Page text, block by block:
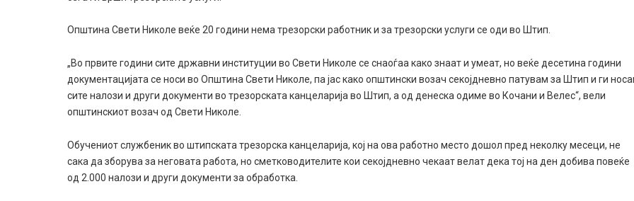
Општина Свети Николе веќе 20 години нема трезорски работник и за трезорски услуги се оди во Штип.
„Во првите години сите државни институции во Свети Николе се снаоѓаа како знаат и умеат, но веќе десетина години
документацијата се носи во Општина Свети Николе, па јас како општински возач секојдневно патувам за Штип и ги
сите налози и други документи во трезорската канцеларија во Штип, а од денеска одиме во Кочани и Велес“, вели
општинскиот возач од Свети Николе.
Обучениот службеник во штипската трезорска канцеларија, кој на ова работно место дошол пред неколку месеци, не
сака да зборува за неговата работа, но сметководителите кои секојдневно чекаат велат дека тој на ден добива повеќе
од 2.000 налози и други документи за обработка.